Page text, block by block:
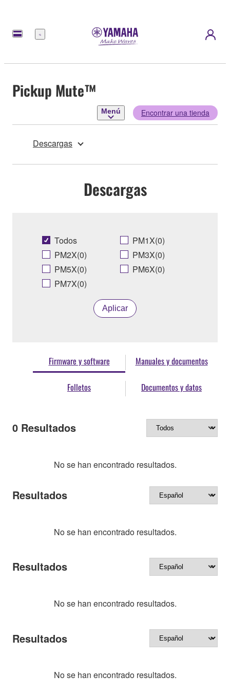
Menú
Pickup Mute™
Menú Encontrar una tienda
Descargas
Descargas
Todos
PM1X(0)
PM2X(0)
PM3X(0)
PM5X(0)
PM6X(0)
PM7X(0)
Aplicar
Firmware y software Manuales y documentos
Folletos Documentos y datos
0 Resultados
No se han encontrado resultados.
Resultados
No se han encontrado resultados.
Resultados
No se han encontrado resultados.
Resultados
No se han encontrado resultados.